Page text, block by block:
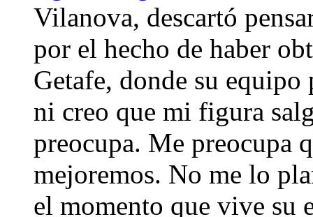
Vilanova, descartó
por el hecho de haber
Getafe, donde su
ni creo que mi figura
preocupa. Me preocupa
mejoremos. No me lo
el momento que vive su